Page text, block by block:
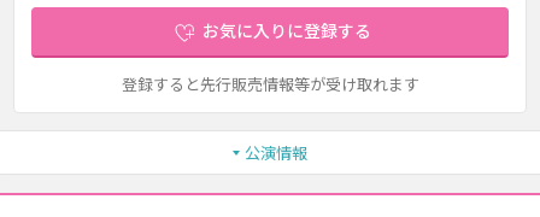
お気に入りに登録する
登録すると先行販売情報等が受け取れます
公演情報